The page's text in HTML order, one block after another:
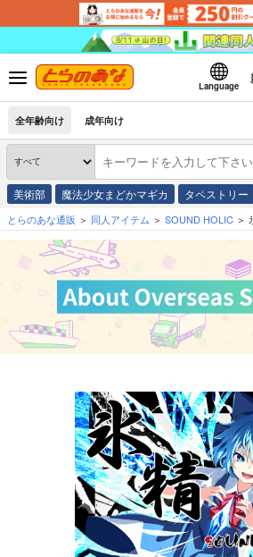
Language
全年齢向け 成年向け
美術部 魔法少女まどかマギカ タペストリー
とらのあな通販 同人アイテム SOUND HOLIC